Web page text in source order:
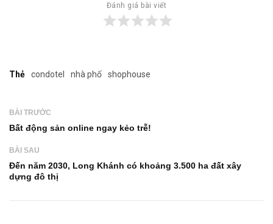
Đánh giá bài viết
Thẻ condotel nhà phố shophouse
BÀI TRƯỚC
Bất động sản online ngay kẻo trễ!
BÀI SAU
Đến năm 2030, Long Khánh có khoảng 3.500 ha đất xây
dựng đô thị